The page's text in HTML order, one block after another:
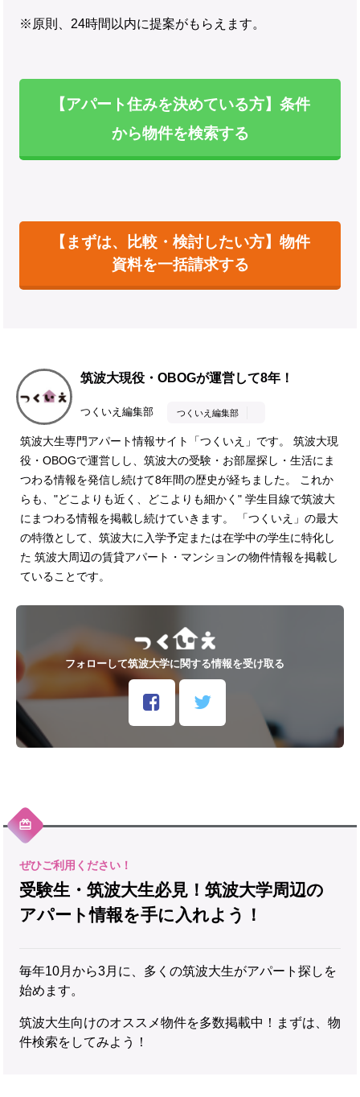
※原則、24時間以内に提案がもらえます。
【アパート住みを決めている方】条件
から物件を検索する
【まずは、比較・検討したい方】物件
資料を一括請求する
筑波大現役・OBOGが運営して8年！
つくいえ編集部 つくいえ編集部
筑波大生専門アパート情報サイト「つくいえ」です。 筑波大現
役・OBOGで運営しし、筑波大の受験・お部屋探し・生活にま
つわる情報を発信し続けて8年間の歴史が経ちました。 これか
らも、"どこよりも近く、どこよりも細かく" 学生目線で筑波大
にまつわる情報を掲載し続けていきます。 「つくいえ」の最大
の特徴として、筑波大に入学予定または在学中の学生に特化し
た 筑波大周辺の賃貸アパート・マンションの物件情報を掲載し
ていることです。
フォローして筑波大学に関する情報を受け取る
受験生・筑波大生必見！筑波大学周辺の
アパート情報を手に入れよう！
毎年10月から3月に、多くの筑波大生がアパート探しを
始めます。
筑波大生向けのオススメ物件を多数掲載中！まずは、物
件検索をしてみよう！